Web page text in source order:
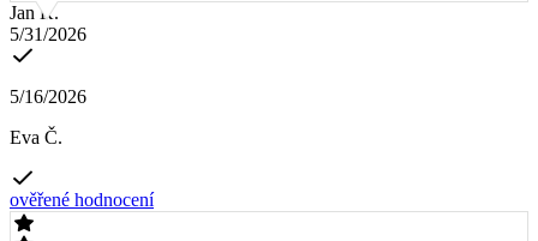
Jan K.
5/31/2026
5/16/2026
Eva Č.
ověřené hodnocení